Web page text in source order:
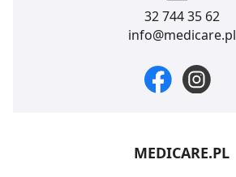
32 744 35 62
info@medicare.pl
MEDICARE.PL